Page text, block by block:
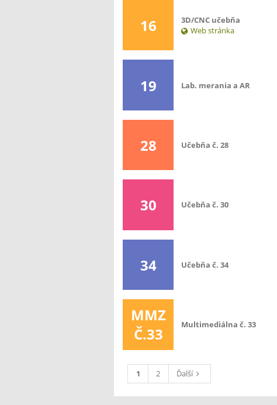
16
3D/CNC učebňa
Web stránka
19 Lab. merania a AR
28 Učebňa č. 28
30 Učebňa č. 30
34 Učebňa č. 34
MMZ
Č.33
Multimediálna č. 33
1 2 Ďalší